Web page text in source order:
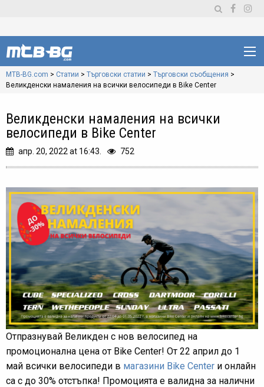
MTB-BG.com > Статии > Търговски статии > Търговски съобщения >
Великденски намаления на всички велосипеди в Bike Center
Великденски намаления на всички
велосипеди в Bike Center
апр. 20, 2022 at 16:43. 752
Отпразнувай Великден с нов велосипед на
промоционална цена от Bike Center! От 22 април до 1
май всички велосипеди в магазини Bike Center и онлайн
са с до 30% отстъпка! Промоцията е валидна за налични